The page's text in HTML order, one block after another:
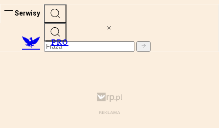
Serwisy
PRO